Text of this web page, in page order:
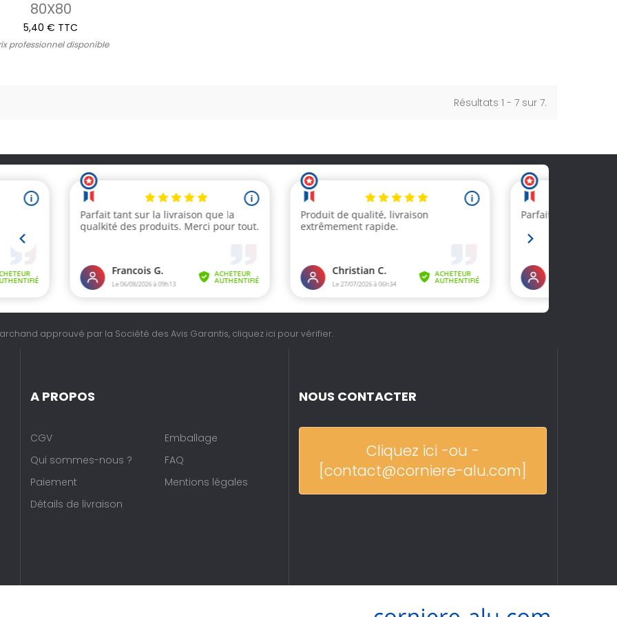
80X80
5,40 € TTC
professionnel disponible
Résultats 1 - 7 sur 7.
approuvé par la Société des Avis Garantis, cliquez ici pour vérifier.
A PROPOS
CGV
Qui sommes-nous ?
Paiement
Détails de livraison
Emballage
FAQ
Mentions légales
NOUS CONTACTER
Cliquez ici -ou -
[contact@corniere-alu.com]